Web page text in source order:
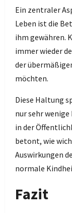
Ein zentraler
Leben ist die
ihm gewähren.
immer wieder
der
möchten.
Diese Haltung
nur sehr
in der
betont, wie
Auswirkungen
normale
Fazit